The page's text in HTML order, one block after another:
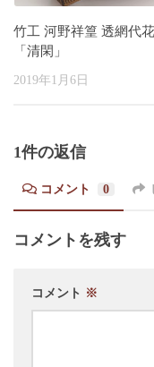
竹工 河野祥篁 透網代
「清閑」
2019年1月6日
1件の返信
コメント 0
コメントを残す
コメント ※